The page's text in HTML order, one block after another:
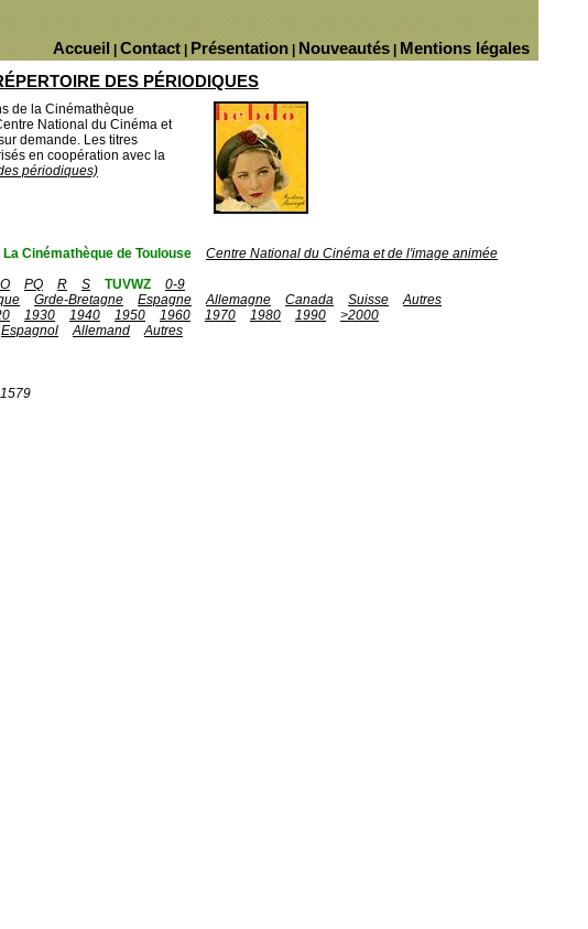
Mentions légales
Nouveautés
Présentation
Contact
Accueil
DES PÉRIODIQUES
de la Cinémathèque
National du Cinéma et
demande. Les titres
en coopération avec la
périodiques)
La Cinémathèque de Toulouse
Centre National du Cinéma et de l'image animée
PQ R S TUVWZ
0-9
Grde-Bretagne Espagne Allemagne Canada Suisse
Autres
1930 1940 1950 1960 1970 1980 1990
>2000
Espagnol Allemand
Autres